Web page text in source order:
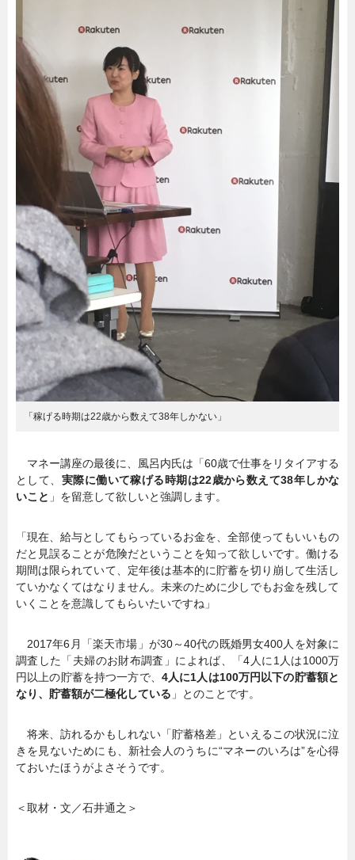
「稼げる時期は22歳から数えて38年しかない」
マネー講座の最後に、風呂内氏は「60歳で仕事をリタイアする
として、 実際に働いて稼げる時期は22歳から数えて38年しかな
いこと 」を留意して欲しいと強調します。
「現在、給与としてもらっているお金を、全部使ってもいいもの
だと見誤ることが危険だということを知って欲しいです。働ける
期間は限られていて、定年後は基本的に貯蓄を切り崩して生活し
ていかなくてはなりません。未来のために少しでもお金を残して
いくことを意識してもらいたいですね」
2017年6月「楽天市場」が30～40代の既婚男女400人を対象に
調査した「夫婦のお財布調査」によれば、「4人に1人は1000万
円以上の貯蓄を持つ一方で、 4人に1人は100万円以下の貯蓄額と
なり、貯蓄額が二極化している 」とのことです。
将来、訪れるかもしれない「貯蓄格差」といえるこの状況に泣
きを見ないためにも、新社会人のうちに“マネーのいろは”を心得
ておいたほうがよさそうです。
＜取材・文／石井通之＞